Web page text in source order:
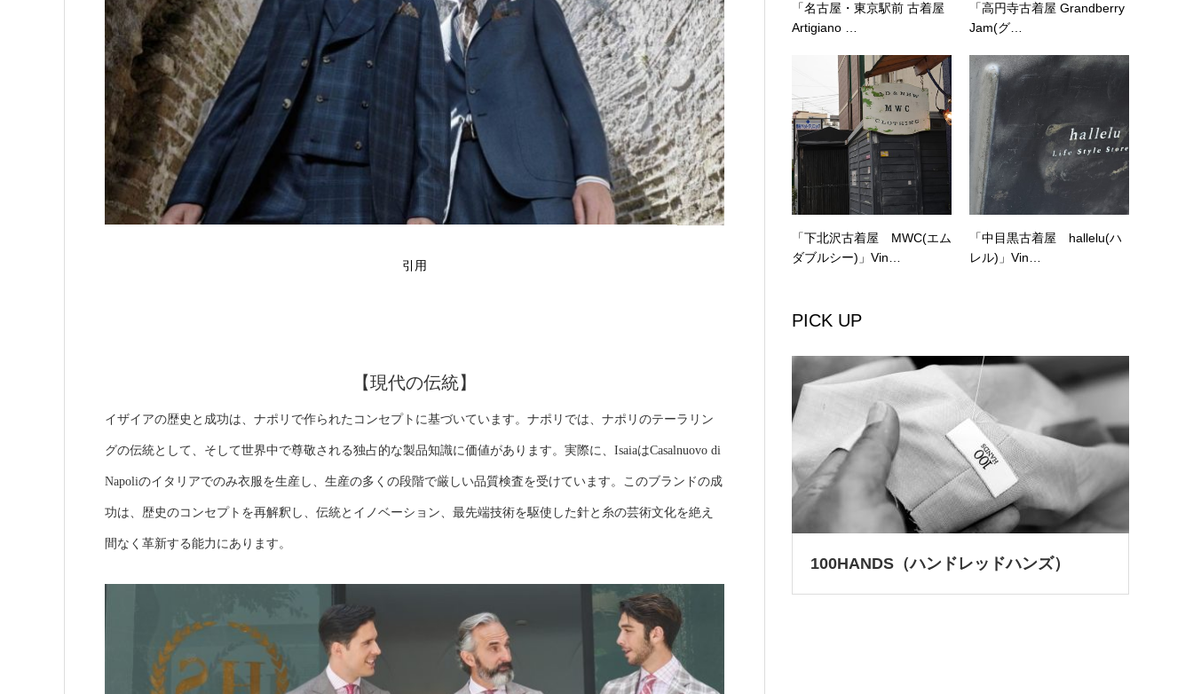
引用
【現代の伝統】
イザイアの歴史と成功は、ナポリで作られたコンセプトに基づいています。ナポリでは、ナポリのテーラリン
グの伝統として、そして世界中で尊敬される独占的な製品知識に価値があります。実際に、IsaiaはCasalnuovo di
Napoliのイタリアでのみ衣服を生産し、生産の多くの段階で厳しい品質検査を受けています。このブランドの成
功は、歴史のコンセプトを再解釈し、伝統とイノベーション、最先端技術を駆使した針と糸の芸術文化を絶え
間なく革新する能力にあります。
「名古屋・東京駅前 古着屋
Artigiano …
「高円寺古着屋 Grandberry
Jam(グ…
「下北沢古着屋 MWC(エム
ダブルシー)」Vin…
「中目黒古着屋 hallelu(ハ
レル)」Vin…
PICK UP
100HANDS（ハンドレッドハンズ）